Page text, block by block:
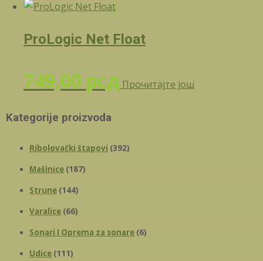
ProLogic Net Float
749,00 рсд Прочитајте још
Kategorije proizvoda
Ribolovački štapovi (392)
Mašinice (187)
Strune (144)
Varalice (66)
Sonari I Oprema za sonare (6)
Udice (111)